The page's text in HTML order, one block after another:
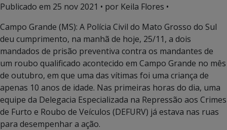
Publicado em 25 nov 2021 • por Keila Flores •
Campo Grande (MS): A Polícia Civil do Mato Grosso do Sul
deu cumprimento, na manhã de hoje, 25/11, a dois
mandados de prisão preventiva contra os mandantes de
um roubo qualificado acontecido em Campo Grande no mês
de outubro, em que uma das vítimas foi uma criança de
apenas 10 anos de idade. Nas primeiras horas do dia, uma
equipe da Delegacia Especializada na Repressão aos Crimes
de Furto e Roubo de Veículos (DEFURV) já estava nas ruas
para desempenhar a ação.